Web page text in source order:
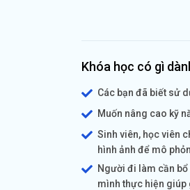
Khóa học có gì
Các bạn đã biết sử
Muốn nâng cao kỹ
Sinh viên, học viên
hình ảnh để mô
Người đi làm cần
mình thực hiện giúp